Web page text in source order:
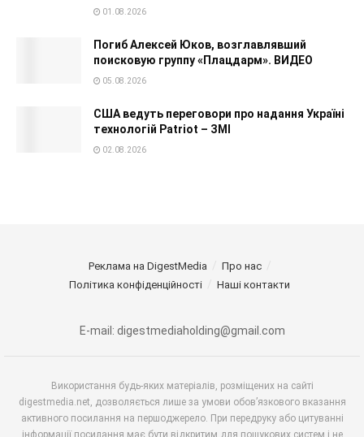
01.08.2026
Погиб Алексей Юков, возглавлявший
поисковую группу «Плацдарм». ВИДЕО
05.08.2026
США ведуть переговори про надання Україні
технологій Patriot – ЗМІ
02.08.2026
Реклама на DigestMedia
Про нас
Політика конфіденційності
Наші контакти
E-mail: digestmediaholding@gmail.com
Використання будь-яких матеріалів, розміщених на сайті
digestmedia.net, дозволяється лише за умови обов’язкового вказання
активного посилання на першоджерело. При передруку або цитуванні
інформації посилання має бути відкритим для пошукових систем і не